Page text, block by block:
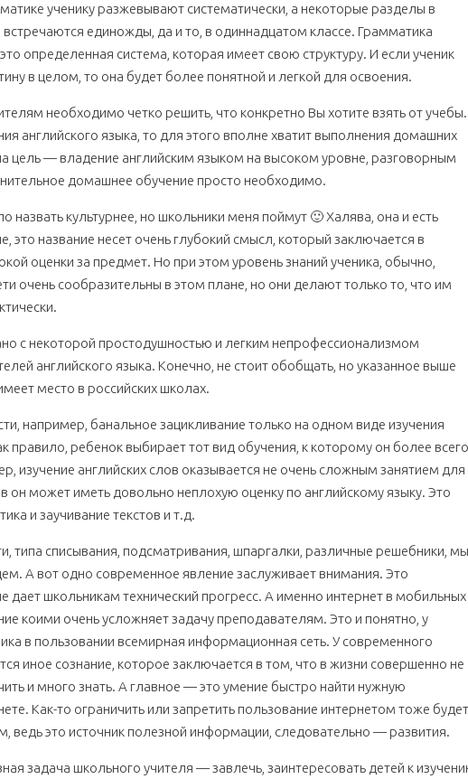
ученику разжевывают систематически, а некоторые разделы в
единожды, да и то, в одиннадцатом классе. Грамматика
определенная система, которая имеет свою структуру. И если ученик
в целом, то она будет более понятной и легкой для освоения.
необходимо четко решить, что конкретно Вы хотите взять от учебы.
английского языка, то для этого вполне хватит выполнения домашних
цель — владение английским языком на высоком уровне, разговорным
домашнее обучение просто необходимо.
назвать культурнее, но школьники меня поймут 🙂 Халява, она и есть
это название несет очень глубокий смысл, который заключается в
оценки за предмет. Но при этом уровень знаний ученика, обычно,
очень сообразительны в этом плане, но они делают только то, что им
с некоторой простодушностью и легким непрофессионализмом
английского языка. Конечно, не стоит обобщать, но указанное выше
место в российских школах.
например, банальное зацикливание только на одном виде изучения
правило, ребенок выбирает тот вид обучения, к которому он более всего
изучение английских слов оказывается не очень сложным занятием для
он может иметь довольно неплохую оценку по английскому языку. Это
и заучивание текстов и т.д.
типа списывания, подсматривания, шпаргалки, различные решебники, мы
А вот одно современное явление заслуживает внимания. Это
дает школьникам технический прогресс. А именно интернет в мобильных
коими очень усложняет задачу преподавателям. Это и понятно, у
в пользовании всемирная информационная сеть. У современного
иное сознание, которое заключается в том, что в жизни совершенно не
и много знать. А главное — это умение быстро найти нужную
Как-то ограничить или запретить пользование интернетом тоже будет
ведь это источник полезной информации, следовательно — развития.
задача школьного учителя — завлечь, заинтересовать детей к